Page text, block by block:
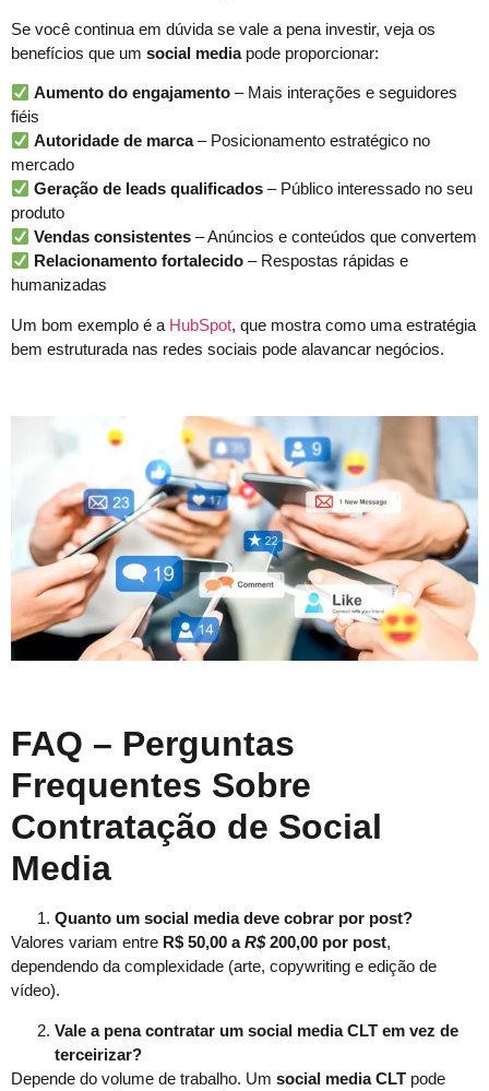
Se você continua em dúvida se vale a pena investir, veja os
benefícios que um social mediapode proporcionar:
Aumento do engajamento – Mais interações e seguidores
fiéis
Autoridade de marca– Posicionamento estratégico no
mercado
Geração de leads qualificados – Público interessado no seu
produto
Vendas consistentes – Anúncios e conteúdos que convertem
Relacionamento fortalecido – Respostas rápidas e
humanizadas
Um bom exemplo é a HubSpot, que mostra como uma estratégia
bem estruturada nas redes sociais pode alavancar negócios.
FAQ – Perguntas
Frequentes Sobre
Contratação de Social
Media
Quanto um social media deve cobrar por post?
Valores variam entre R$ 50,00 aR$200,00 por post,
dependendo da complexidade (arte, copywriting e edição de
vídeo).
Vale a pena contratar um social media CLT em vez de
terceirizar?
Depende do volume de trabalho. Um social media CLT pode